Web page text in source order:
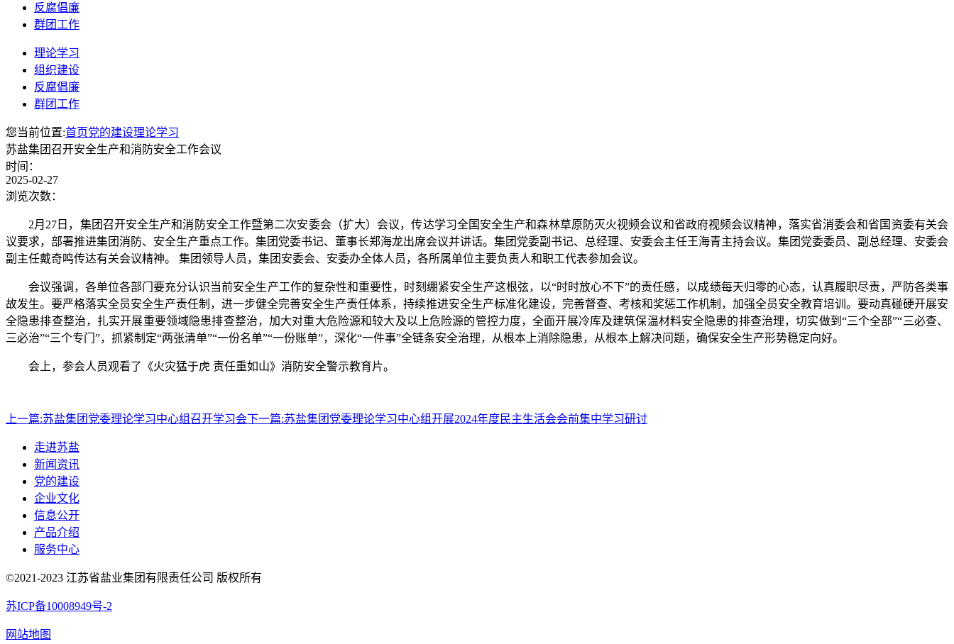
反腐倡廉
群团工作
理论学习
组织建设
反腐倡廉
群团工作
您当前位置:首页党的建设理论学习
苏盐集团召开安全生产和消防安全工作会议
时间：
2025-02-27
浏览次数：
2月27日，集团召开安全生产和消防安全工作暨第二次安委会（扩大）会议，传达学习全国安全生产和森林草原防灭火视频会议和省政府视频会议精神，落实省消委会和省国资委有关会
议要求，部署推进集团消防、安全生产重点工作。集团党委书记、董事长郑海龙出席会议并讲话。集团党委副书记、总经理、安委会主任王海青主持会议。集团党委委员、副总经理、安委会
副主任戴奇鸣传达有关会议精神。 集团领导人员，集团安委会、安委办全体人员，各所属单位主要负责人和职工代表参加会议。
会议强调，各单位各部门要充分认识当前安全生产工作的复杂性和重要性，时刻绷紧安全生产这根弦，以“时时放心不下”的责任感，以成绩每天归零的心态，认真履职尽责，严防各类事
故发生。要严格落实全员安全生产责任制，进一步健全完善安全生产责任体系，持续推进安全生产标准化建设，完善督查、考核和奖惩工作机制，加强全员安全教育培训。要动真碰硬开展安
全隐患排查整治，扎实开展重要领域隐患排查整治，加大对重大危险源和较大及以上危险源的管控力度，全面开展冷库及建筑保温材料安全隐患的排查治理，切实做到“三个全部”“三必查、
三必治”“三个专门”，抓紧制定“两张清单”“一份名单”“一份账单”，深化“一件事”全链条安全治理，从根本上消除隐患，从根本上解决问题，确保安全生产形势稳定向好。
会上，参会人员观看了《火灾猛于虎 责任重如山》消防安全警示教育片。
上一篇:苏盐集团党委理论学习中心组召开学习会下一篇:苏盐集团党委理论学习中心组开展2024年度民主生活会会前集中学习研讨
走进苏盐
新闻资讯
党的建设
企业文化
信息公开
产品介绍
服务中心
©2021-2023 江苏省盐业集团有限责任公司 版权所有
苏ICP备10008949号-2
网站地图